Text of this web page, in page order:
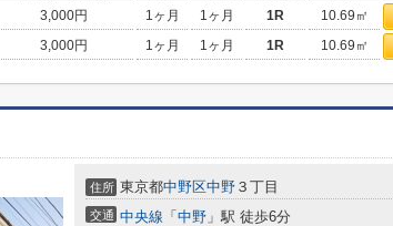
3,000円 1ヶ月 1ヶ月 1R 10.69㎡
3,000円 1ヶ月 1ヶ月 1R 10.69㎡
住所 東京都中野区中野 ３丁目
交通 中央線 「 中野 」駅 徒歩6分